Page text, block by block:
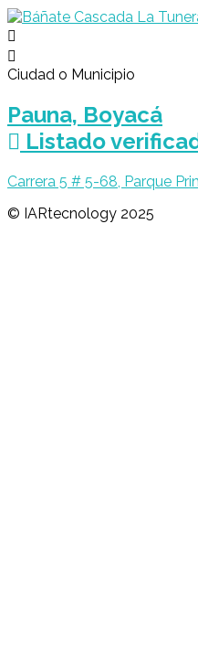
Ciudad o Municipio
Pauna, Boyacá
Listado
Carrera 5 # 5-68, Parque
© IARtecnology 2025